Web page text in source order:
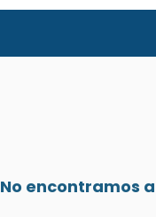
No encontramos